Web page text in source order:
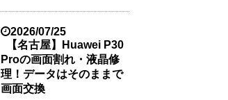
2026/07/25
【名古屋】Huawei P30
Proの画面割れ・液晶修
理！データはそのままで
画面交換